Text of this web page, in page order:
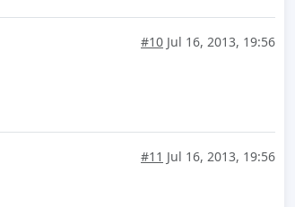
#10 Jul 16, 2013, 19:56
#11 Jul 16, 2013, 19:56